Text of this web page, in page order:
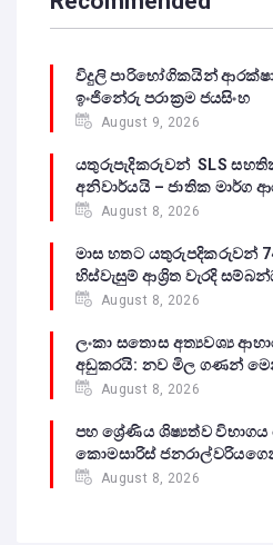
විදුලි පාරිභෝගිකයින්
ඉංජිනේරු පරාක්‍රම ජයසිංහ
August 9, 2026
යතුරුපැදිකරුවන් SLS
අනිවාර්යයි – ජාතික
August 8, 2026
මාස හතට යතුරුපදිකරුවන්
හිස්වැසුම් ආශ්‍රිත වැරදි
August 8, 2026
ලංකා සතොස අත්‍යවශ්‍ය
අඩුකරයි: නව මිල ගණන්
August 8, 2026
පහ ශ්‍රේණිය ශිෂ්‍යත්ව විභාගය
කොමසාරිස්
August 8, 2026